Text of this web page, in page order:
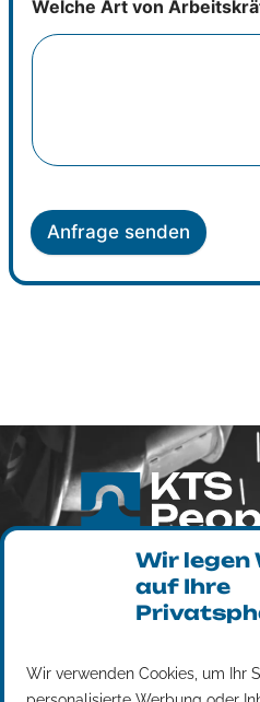
Wir legen
auf Ihre
Wir verwenden Cookies, um Ihr
Welche Art von
Anfrage senden
KTS PEOPLE EESTI
Aiandi tee 21, Viimsi
Reg. 14833376